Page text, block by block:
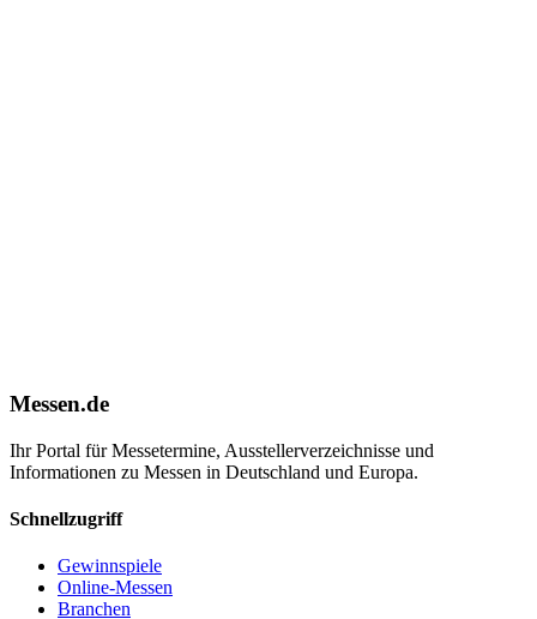
Messen.de
Ihr Portal für Messetermine, Ausstellerverzeichnisse und
Informationen zu Messen in Deutschland und Europa.
Schnellzugriff
Gewinnspiele
Online-Messen
Branchen